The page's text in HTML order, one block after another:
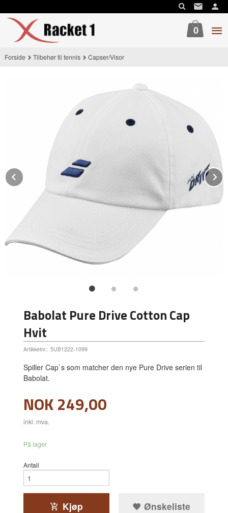
til
innholdet
0
Forside Tilbehør til tennis Capser/Visor
Babolat Pure Drive Cotton Cap
Hvit
Artikkelnr.: 5UB1222-1099
Spiller Cap`s som matcher den nye Pure Drive serien til
Babolat.
Pris
NOK249,00
inkl. mva.
På lager
Antall
Kjøp Ønskeliste